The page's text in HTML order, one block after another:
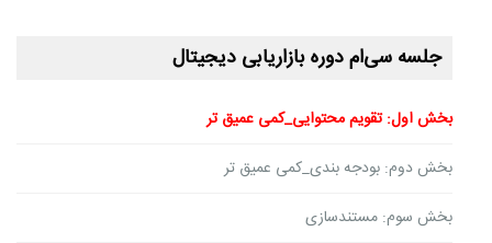
جلسه سی‌ام دوره بازاریابی دیجیتال
بخش اول: تقویم محتوایی_کمی عمیق تر
بخش دوم: بودجه بندی_کمی عمیق تر
بخش سوم: مستندسازی